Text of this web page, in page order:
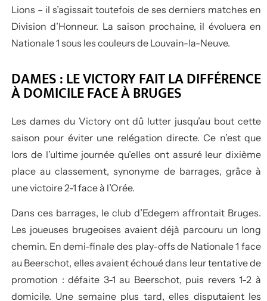
Lions – il s’agissait toutefois de ses derniers matches en
Division d’Honneur. La saison prochaine, il évoluera en
Nationale 1 sous les couleurs de Louvain-la-Neuve.
DAMES : LE VICTORY FAIT LA DIFFÉRENCE
À DOMICILE FACE À BRUGES
Les dames du Victory ont dû lutter jusqu’au bout cette
saison pour éviter une relégation directe. Ce n’est que
lors de l’ultime journée qu’elles ont assuré leur dixième
place au classement, synonyme de barrages, grâce à
une victoire 2-1 face à l’Orée.
Dans ces barrages, le club d’Edegem affrontait Bruges.
Les joueuses brugeoises avaient déjà parcouru un long
chemin. En demi-finale des play-offs de Nationale 1 face
au Beerschot, elles avaient échoué dans leur tentative de
promotion : défaite 3-1 au Beerschot, puis revers 1-2 à
domicile. Une semaine plus tard, elles disputaient les